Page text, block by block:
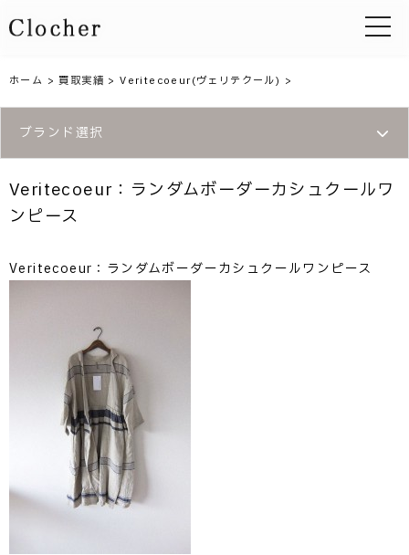
toggle
ホーム >買取実績 >Veritecoeur(ヴェリテクール) >
ブランド選択
Veritecoeur：ランダムボーダーカシュクールワ
ンピース
Veritecoeur：ランダムボーダーカシュクールワンピース